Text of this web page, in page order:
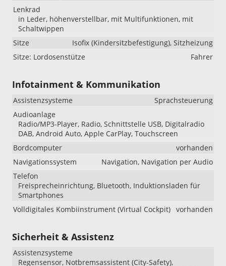
Lenkrad
in Leder, höhenverstellbar, mit Multifunktionen, mit
Schaltwippen
Sitze
Isofix (Kindersitzbefestigung), Sitzheizung
Sitze: Lordosenstütze
Fahrer
Infotainment & Kommunikation
Assistenzsysteme
Sprachsteuerung
Audioanlage
Radio/MP3-Player, Radio, Schnittstelle USB, Digitalradio
DAB, Android Auto, Apple CarPlay, Touchscreen
Bordcomputer
vorhanden
Navigationssystem
Navigation, Navigation per Audio
Telefon
Freisprecheinrichtung, Bluetooth, Induktionsladen für
Smartphones
Volldigitales Kombiinstrument (Virtual Cockpit) vorhanden
Sicherheit & Assistenz
Assistenzsysteme
Regensensor, Notbremsassistent (City-Safety),